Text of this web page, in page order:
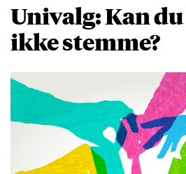
Univalg: Kan
ikke stemme?